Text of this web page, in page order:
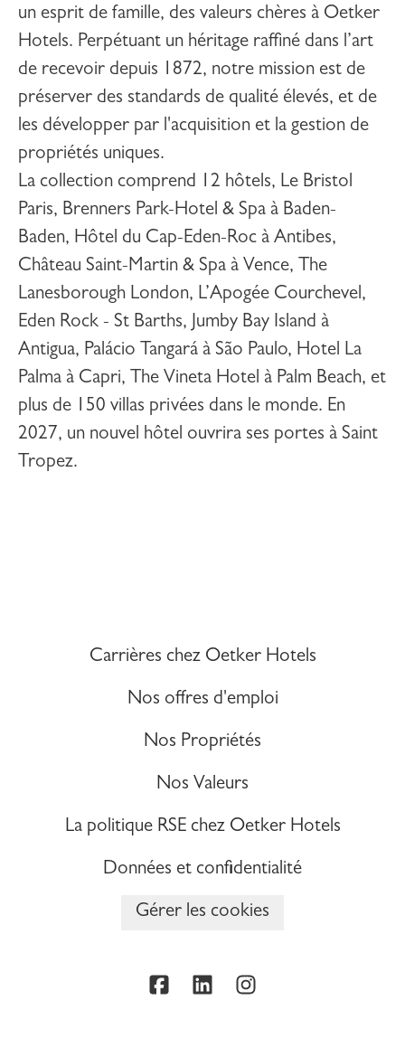
un esprit de famille, des valeurs chères à Oetker
Hotels. Perpétuant un héritage raffiné dans l’art
de recevoir depuis 1872, notre mission est de
préserver des standards de qualité élevés, et de
les développer par l'acquisition et la gestion de
propriétés uniques.
La collection comprend 12 hôtels, Le Bristol
Paris, Brenners Park-Hotel & Spa à Baden-
Baden, Hôtel du Cap-Eden-Roc à Antibes,
Château Saint-Martin & Spa à Vence, The
Lanesborough London, L’Apogée Courchevel,
Eden Rock - St Barths, Jumby Bay Island à
Antigua, Palácio Tangará à São Paulo, Hotel La
Palma à Capri, The Vineta Hotel à Palm Beach, et
plus de 150 villas privées dans le monde. En
2027, un nouvel hôtel ouvrira ses portes à Saint
Tropez.
Carrières chez Oetker Hotels
Nos offres d'emploi
Nos Propriétés
Nos Valeurs
La politique RSE chez Oetker Hotels
Données et confidentialité
Gérer les cookies